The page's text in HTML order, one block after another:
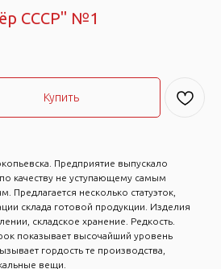
СССР" №1
Купить
Предприятие выпускало
качеству не уступающему самым
Предлагается несколько статуэток,
склада готовой продукции. Изделия
складское хранение. Редкость.
показывает высочайший уровень
гордость те производства,
вещи.